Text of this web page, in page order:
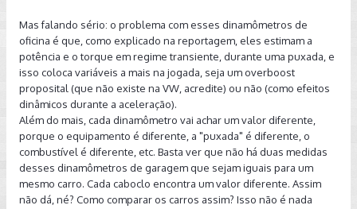
Mas falando sério: o problema com esses dinamômetros de
oficina é que, como explicado na reportagem, eles estimam a
potência e o torque em regime transiente, durante uma puxada, e
isso coloca variáveis a mais na jogada, seja um overboost
proposital (que não existe na VW, acredite) ou não (como efeitos
dinâmicos durante a aceleração).
Além do mais, cada dinamômetro vai achar um valor diferente,
porque o equipamento é diferente, a "puxada" é diferente, o
combustível é diferente, etc. Basta ver que não há duas medidas
desses dinamômetros de garagem que sejam iguais para um
mesmo carro. Cada caboclo encontra um valor diferente. Assim
não dá, né? Como comparar os carros assim? Isso não é nada